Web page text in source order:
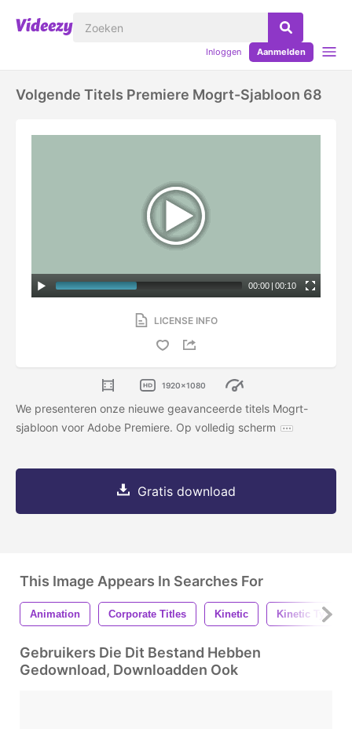
Inloggen Aanmelden
Volgende Titels Premiere Mogrt-Sjabloon 68
00:00 | 00:10
LICENSE INFO
1920x1080
We presenteren onze nieuwe geavanceerde titels Mogrt-
sjabloon voor Adobe Premiere. Op volledig scherm
Gratis download
This Image Appears In Searches For
Animation Corporate Titles Kinetic Kinetic Typo
Gebruikers Die Dit Bestand Hebben
Gedownload, Downloadden Ook